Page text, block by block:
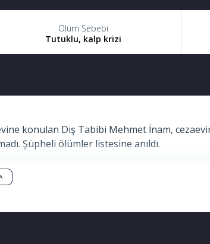
Ölüm Sebebi
Tutuklu, kalp krizi
konulan Diş Tabibi Mehmet İnam,
Şüpheli ölümler listesine anıldı.